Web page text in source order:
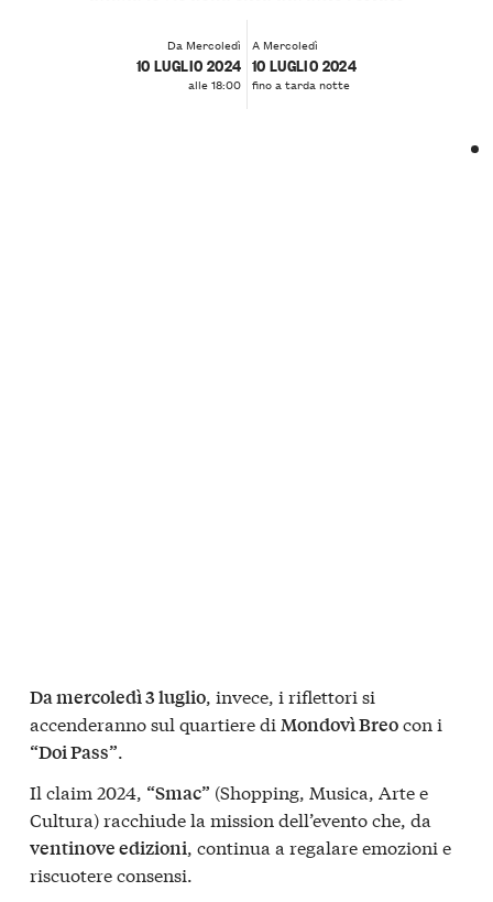
Da Mercoledì
10 LUGLIO 2024
alle 18:00
A Mercoledì
10 LUGLIO 2024
fino a tarda notte
Da mercoledì 3 luglio, invece, i riflettori si
accenderanno sul quartiere di Mondovì Breocon i
“Doi Pass”.
Il claim 2024, “Smac” (Shopping, Musica, Arte e
Cultura) racchiude la mission dell’evento che, da
ventinove edizioni, continua a regalare emozioni e
riscuotere consensi.